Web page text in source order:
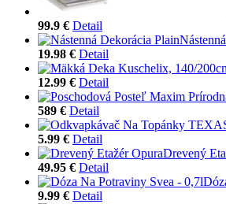
99.9 € Detail
19.98 € Detail
12.99 € Detail
589 € Detail
5.99 € Detail
Drevený
49.95 € Detail
9.99 € Detail